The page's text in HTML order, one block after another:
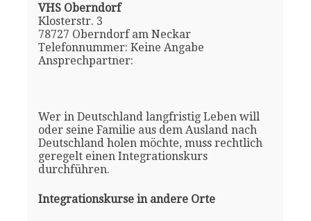
VHS Oberndorf
Klosterstr. 3
78727 Oberndorf am Neckar
Telefonnummer: Keine Angabe
Ansprechpartner:
Wer in Deutschland langfristig Leben will
oder seine Familie aus dem Ausland nach
Deutschland holen möchte, muss rechtlich
geregelt einen Integrationskurs
durchführen.
Integrationskurse in andere Orte